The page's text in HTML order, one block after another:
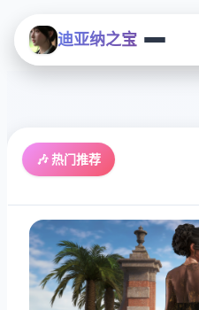
迪亚纳之宝
🎶 热门推荐